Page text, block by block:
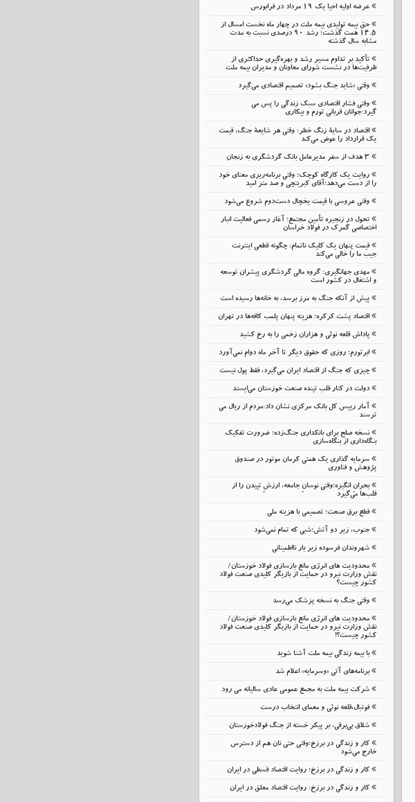
عرضه اولیه احیا یک ۱۹ مرداد در فرابورس
حق بیمه تولیدی بیمه ملت در چهار ماه نخست امسال از
14.5 همت گذشت؛ رشد 90 درصدی نسبت به مدت
مشابه سال گذشته
تأکید بر تداوم مسیر رشد و بهره‌گیری حداکثری از
ظرفیت‌ها در نشست شورای معاونان و مدیران بیمه ملت
وقتی «شاید جنگ بشود» تصمیم اقتصادی می‌گیرد
وقتی فشار اقتصادی سبک زندگی را پس می
گیرد:جوانان قربانی تورم و بیکاری
اقتصاد در سایهٔ زنگ خطر: وقتی هر شایعهٔ جنگ، قیمت
یک قرارداد را عوض می‌کند
۳ هدف از سفر مدیرعامل بانک گردشگری به زنجان
روایت یک کارگاه کوچک؛ وقتی برنامه‌ریزی معنای خود
را از دست می‌دهد؛آقای کبریتچی و صد متر امید
وقتی عروسی با قیمت یخچال دست‌دوم شروع می‌شود
تحول در زنجیره تأمین مجتمع؛ آغاز رسمی فعالیت انبار
اختصاصی گمرک در فولاد خراسان
قیمت پنهان یک کلیک ناتمام: چگونه قطعی اینترنت
جیب ما را خالی می‌کند
مهدی جهانگیری: گروه مالی گردشگری پیشران توسعه
و اشتغال در کشور است
پیش از آنکه جنگ به مرز برسد، به خانه‌ها رسیده است
اقتصاد پشت کرکره؛ هزینه پنهان پلمب کافه‌ها در تهران
پاداش قلعه نوئی و هزاران زخمی را به رخ کشید
ابرتورم؛ روزی که حقوق دیگر تا آخر ماه دوام نمی‌آورد
چیزی که جنگ از اقتصاد ایران می‌گیرد، فقط پول نیست
دولت در کنار قلب تپنده صنعت خوزستان می‌ایستد
آمار رییس کل بانک مرکزی نشان داد:مردم از ریال می
ترسند
نسخه صلح برای بانکداری جنگ‌زده؛ ضرورت تفکیک
بنگاه‌داری از بنگاه‌سازی
سرمایه گذاری یک همتی کرمان موتور در صندوق
پژوهش و فناوری
بحرانِ انگیزه؛وقتی نوسانِ جامعه، ارزشِ تپیدن را از
قلب‌ها می‌گیرد
قطع برق صنعت؛ تصمیمی با هزینه ملی
جنوب، زیر دو آتش؛شبی که تمام نمی‌شود
شهروندان فرسوده زیر بار نااطمینانی
محدودیت های انرژی مانع بازسازی فولاد خوزستان/
نقش وزارت نیرو در حمایت از بازیگر کلیدی صنعت فولاد
کشور چیست؟
وقتی جنگ به نسخه پزشک می‌رسد
محدودیت های انرژی مانع بازسازی فولاد خوزستان/
نقش وزارت نیرو در حمایت از بازیگر کلیدی صنعت فولاد
کشور چیست؟!
با بیمه زندگی بیمه ملت آشنا شوید
برنامه‌های آتی «وسرمایه» اعلام شد
شرکت بیمه ملت به مجمع عمومی عادی سالیانه می رود
فوتبال،قلعه نوئی و معمای انتخاب درست
شلاق‌ بی‌برقی، بر پیکر خسته‌ از جنگ فولادخوزستان
کار و زندگی در برزخ؛وقتی حتی نان هم از دسترس
خارج می‌شود
کار و زندگی در برزخ؛ روایت اقتصاد قسطی در ایران
کار و زندگی در برزخ: روایت اقتصاد معلق در ایران